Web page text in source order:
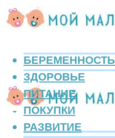
БЕРЕМЕННОСТЬ
ЗДОРОВЬЕ
ПИТАНИЕ
ПОКУПКИ
РАЗВИТИЕ